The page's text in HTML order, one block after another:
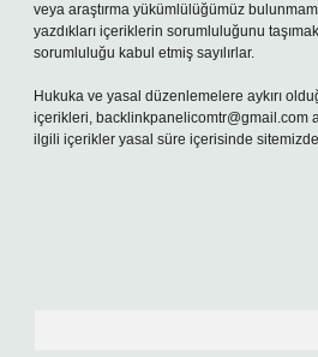
veya araştırma yükümlülüğümüz
yazdıkları içeriklerin sorumluluğunu
sorumluluğu kabul etmiş sayılırlar.
Hukuka ve yasal düzenlemelere aykırı
içerikleri, backlinkpanelicomtr@gmail.com
ilgili içerikler yasal süre içerisinde